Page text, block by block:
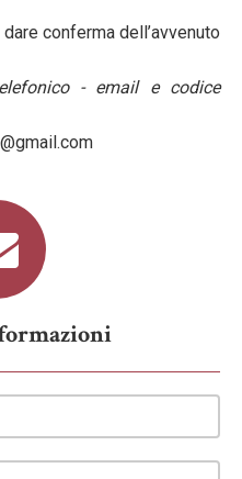
dare conferma dell’avvenuto
- email e codice